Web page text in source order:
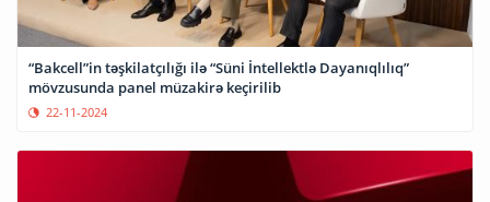
“Bakcell”in təşkilatçılığı ilə “Süni İntellektlə Dayanıqlılıq”
mövzusunda panel müzakirə keçirilib
22-11-2024